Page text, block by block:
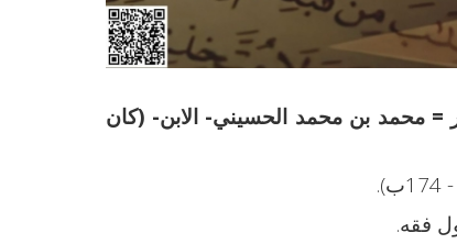
= محمد بن محمد الحسيني- الابن- (كان